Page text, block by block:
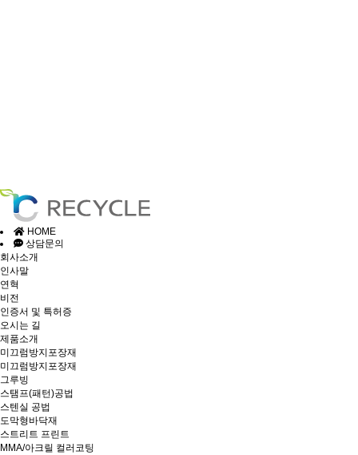
HOME
상담문의
회사소개
인사말
연혁
비전
인증서 및 특허증
오시는 길
제품소개
미끄럼방지포장재
미끄럼방지포장재
그루빙
스탬프(패턴)공법
스텐실 공법
도막형바닥재
스트리트 프린트
MMA/아크릴 컬러코팅